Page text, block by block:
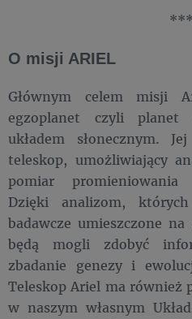
***
O misji ARIEL
Głównym celem misji
egzoplanet czyli planet
układem słonecznym.
teleskop, umożliwiający
pomiar promieniowania
Dzięki analizom,
badawcze umieszczone
będą mogli zdobyć
zbadanie genezy i
Teleskop Ariel ma również
w naszym własnym